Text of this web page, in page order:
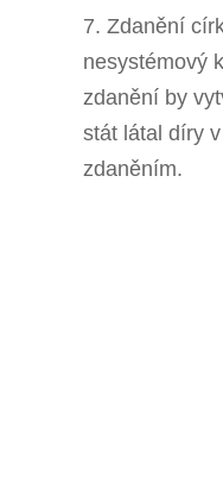
7. Zdanění
nesystémový
zdanění by
stát látal díry
zdaněním.